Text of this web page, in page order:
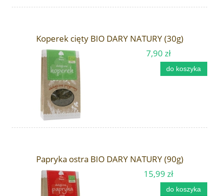
Koperek cięty BIO DARY NATURY (30g)
7,90 zł
do koszyka
Papryka ostra BIO DARY NATURY (90g)
15,99 zł
do koszyka